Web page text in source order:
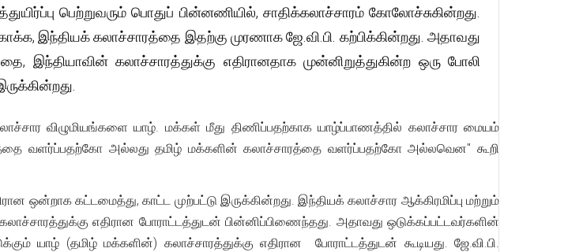
பெற்றுவரும் பொதுப் பின்னணியில், சாதிக்கலாச்சாரம் கோலோச்சுகின்றது.
இந்தியக் கலாச்சாரத்தை இதற்கு முரணாக ஜே.வி.பி. கற்பிக்கின்றது. அதாவது
இந்தியாவின் கலாச்சாரத்துக்கு எதிரானதாக முன்னிறுத்துகின்ற ஒரு போலி
விழுமியங்களை யாழ். மக்கள் மீது திணிப்பதற்காக யாழ்ப்பாணத்தில் கலாச்சார மையம்
வளர்ப்பதற்கோ அல்லது தமிழ் மக்களின் கலாச்சாரத்தை வளர்ப்பதற்கோ அல்லவென" கூறி
ஒன்றாக கட்டமைத்து, காட்ட முற்பட்டு இருக்கின்றது. இந்தியக் கலாச்சார ஆக்கிரமிப்பு மற்றும்
எதிரான போராட்டத்துடன் பின்னிப்பிணைந்தது. அதாவது ஒடுக்கப்பட்டவர்களின்
யாழ் (தமிழ் மக்களின்) கலாச்சாரத்துக்கு எதிரான போராட்டத்துடன் கூடியது. ஜே.வி.பி.